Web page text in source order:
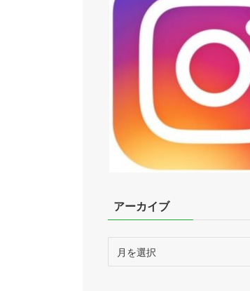
アーカイブ